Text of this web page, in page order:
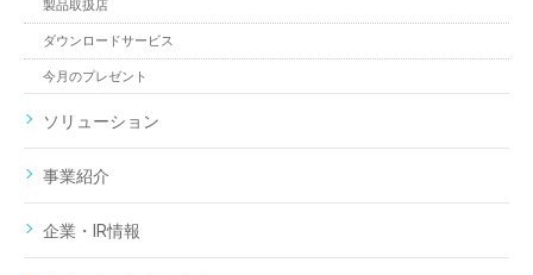
製品取扱店
ダウンロードサービス
今月のプレゼント
ソリューション
事業紹介
企業・IR情報